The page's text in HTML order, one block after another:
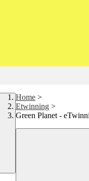
Home >
Etwinning >
Green Planet -